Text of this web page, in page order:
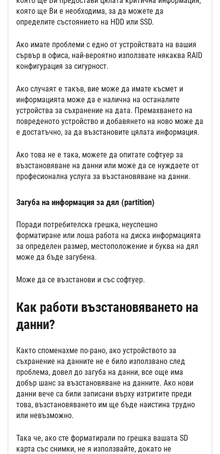
която ще Ви е необходима, за да можете да
определите състоянието на HDD или SSD.
Ако имате проблеми с едно от устройствата на вашия
сървър в офиса, най-вероятно използвате някаква RAID
конфигурация за сигурност.
Ако случаят е такъв, вие може да имате късмет и
информацията може да е налична на останалите
устройства за съхранение на дата. Премахването на
повреденото устройство и добавянето на ново може да
е достатъчно, за да възстановите цялата информация.
Ако това не е така, можете да опитате софтуер за
възстановяване на данни или може да се нуждаете от
професионална услуга за възстановяване на данни.
Загуба на информация за дял (partition)
Поради потребителска грешка, неуспешно
форматиране или лоша работа на диска информацията
за определен размер, местоположение и буква на дял
може да бъде загубена.
Може да се възстанови и със софтуер.
Как работи възстановяването на
данни?
Както споменахме по-рано, ако устройството за
съхранение на данните не е било използвано след
проблема, довел до загуба на данни, все още има
добър шанс за възстановяване на данните. Ако нови
данни вече са били записани върху изтритите преди
това, възстановяването им ще бъде наистина трудно
или невъзможно.
Така че, ако сте форматирали по грешка вашата SD
карта със снимки, не я използвайте, докато не